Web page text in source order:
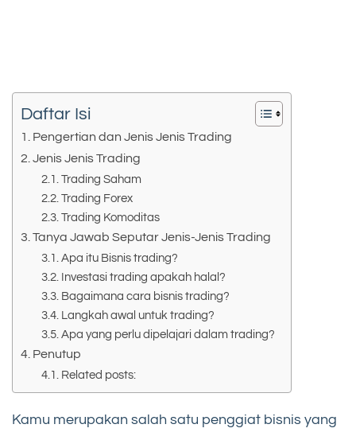
Daftar Isi
Pengertian dan Jenis Jenis Trading
Jenis Jenis Trading
Trading Saham
Trading Forex
Trading Komoditas
Tanya Jawab Seputar Jenis-Jenis Trading
Apa itu Bisnis trading?
Investasi trading apakah halal?
Bagaimana cara bisnis trading?
Langkah awal untuk trading?
Apa yang perlu dipelajari dalam trading?
Penutup
Related posts:
Kamu merupakan salah satu penggiat bisnis yang